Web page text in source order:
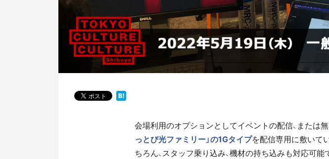
会場利用のオプションとしてイベントの配信、または
っとび光ファミリー」の1Gタイプを配信専用に敷いて
ちろん、スタッフ乗り込み、機材の持ち込みも対応可能